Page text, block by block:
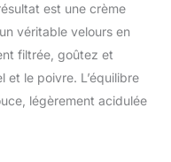
est une crème
véritable velours en
filtrée, goûtez et
et le poivre. L’équilibre
légèrement acidulée